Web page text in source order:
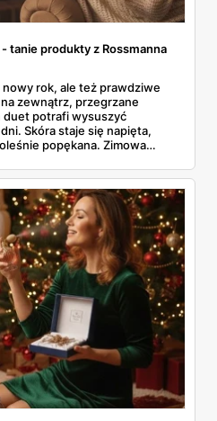
tanie produkty z Rossmanna
rok, ale też prawdziwe
zewnątrz, przegrzane
duet potrafi wysuszyć
Skóra staje się napięta,
popękana. Zimowa
- 07.01.2026) znajdziesz
22 złotych, które
twarz, ciało i usta przed